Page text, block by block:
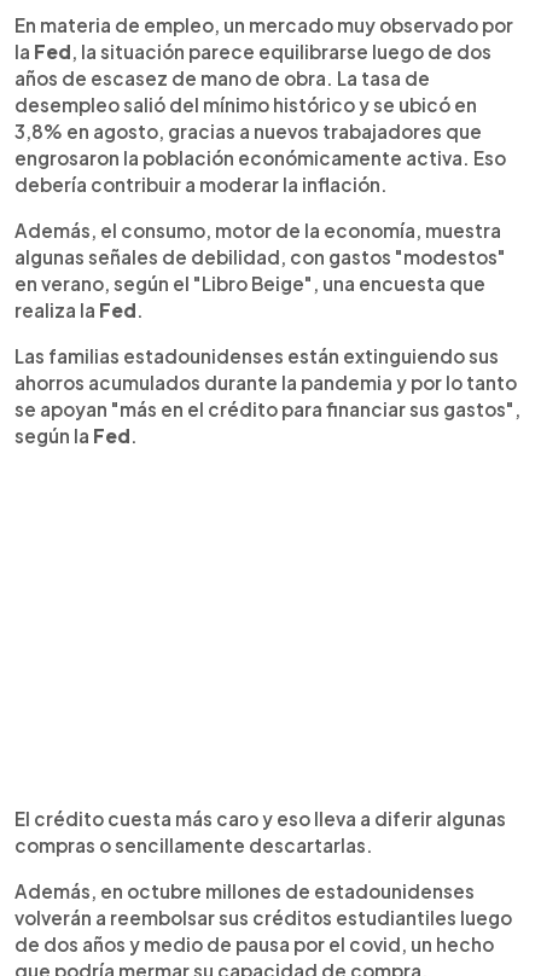
En materia de empleo, un mercado muy observado por
la Fed , la situación parece equilibrarse luego de dos
años de escasez de mano de obra. La tasa de
desempleo salió del mínimo histórico y se ubicó en
3,8% en agosto, gracias a nuevos trabajadores que
engrosaron la población económicamente activa. Eso
debería contribuir a moderar la inflación.
Además, el consumo, motor de la economía, muestra
algunas señales de debilidad, con gastos "modestos"
en verano, según el "Libro Beige", una encuesta que
realiza la Fed
Las familias estadounidenses están extinguiendo sus
ahorros acumulados durante la pandemia y por lo tanto
se apoyan "más en el crédito para financiar sus gastos",
según la Fed
El crédito cuesta más caro y eso lleva a diferir algunas
compras o sencillamente descartarlas.
Además, en octubre millones de estadounidenses
volverán a reembolsar sus créditos estudiantiles luego
de dos años y medio de pausa por el covid, un hecho
que podría mermar su capacidad de compra.